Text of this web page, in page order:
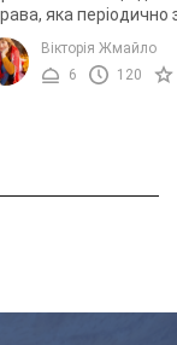
яка періодично
столі практично у
всі. ...
Вікторія Жмайло
6
120